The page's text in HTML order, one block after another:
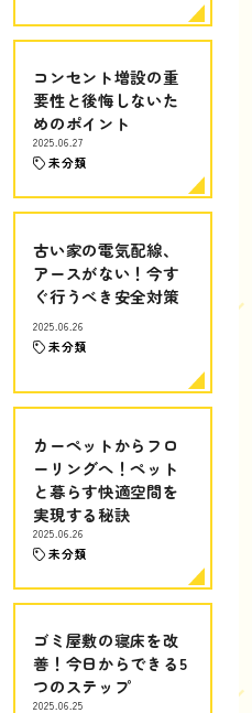
コンセント増設の重
要性と後悔しないた
めのポイント
2025.06.27
未分類
古い家の電気配線、
アースがない！今す
ぐ行うべき安全対策
2025.06.26
未分類
カーペットからフロ
ーリングへ！ペット
と暮らす快適空間を
実現する秘訣
2025.06.26
未分類
ゴミ屋敷の寝床を改
善！今日からできる5
つのステップ
2025.06.25